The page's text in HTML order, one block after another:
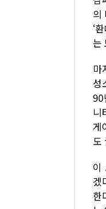
의
‘
는
마
성
90
니
게
도
이
겠
한